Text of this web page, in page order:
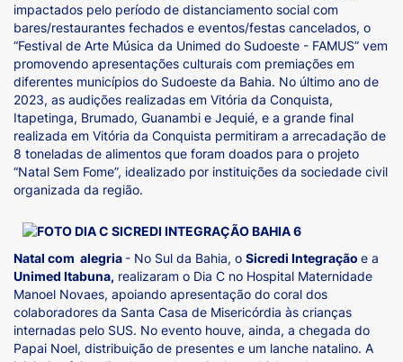
impactados pelo período de distanciamento social com
bares/restaurantes fechados e eventos/festas cancelados, o
“Festival de Arte Música da Unimed do Sudoeste - FAMUS” vem
promovendo apresentações culturais com premiações em
diferentes municípios do Sudoeste da Bahia. No último ano de
2023, as audições realizadas em Vitória da Conquista,
Itapetinga, Brumado, Guanambi e Jequié, e a grande final
realizada em Vitória da Conquista permitiram a arrecadação de
8 toneladas de alimentos que foram doados para o projeto
“Natal Sem Fome”, idealizado por instituições da sociedade civil
organizada da região.
Natal com alegria - No Sul da Bahia, o Sicredi Integração e a
Unimed Itabuna, realizaram o Dia C no Hospital Maternidade
Manoel Novaes, apoiando apresentação do coral dos
colaboradores da Santa Casa de Misericórdia às crianças
internadas pelo SUS. No evento houve, ainda, a chegada do
Papai Noel, distribuição de presentes e um lanche natalino. A